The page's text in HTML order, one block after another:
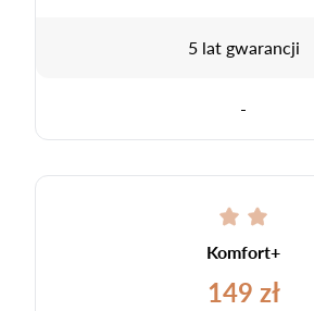
5 lat gwarancji
-
Komfort+
149 zł